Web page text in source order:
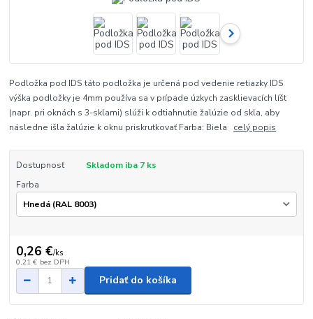
Podložka pod IDS táto podložka je určená pod vedenie retiazky IDS
výška podložky je 4mm používa sa v prípade úzkych zasklievacích líšt
(napr. pri oknách s 3-sklami) slúži k odtiahnutie žalúzie od skla, aby
následne išla žalúzie k oknu priskrutkovať Farba: Biela celý popis
Dostupnosť
Skladom iba 7 ks
Farba
0,26 €/ks
0,21 € bez DPH
Pridať do košíka